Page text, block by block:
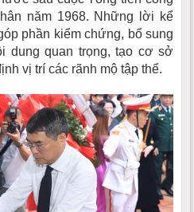
năm 1968. Những lời kể
phần kiểm chứng, bổ sung
dung quan trọng, tạo cơ sở
vị trí các rãnh mộ tập thể.